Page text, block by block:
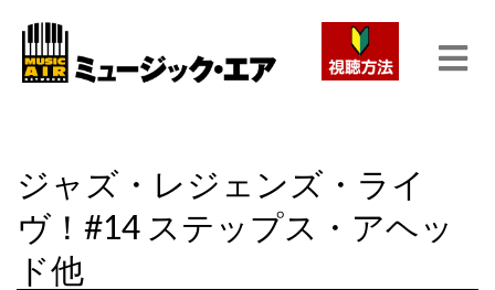
ジャズ・レジェンズ・ライ
ヴ！#14 ステップス・アヘッ
ド他